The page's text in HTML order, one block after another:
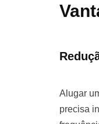
Alugar
precisa